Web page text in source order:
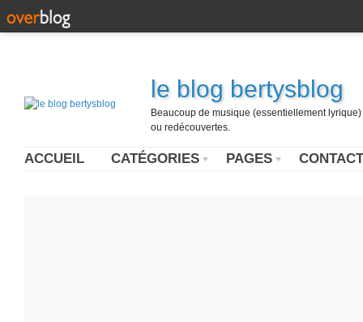
le blog bertysblog
Beaucoup de musique (essentiellement
ou redécouvertes.
ACCUEIL CATÉGORIES PAGES CONTACT